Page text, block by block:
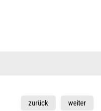
weiter
zurück